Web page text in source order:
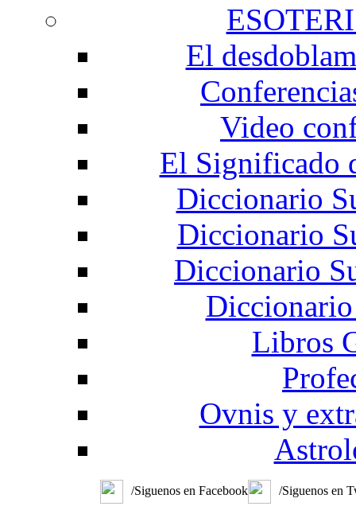
El
Video
El Significado
Diccionario
Diccionario
Diccionario
Libros
Ovnis y
/Siguenos en Facebook /Siguenos en